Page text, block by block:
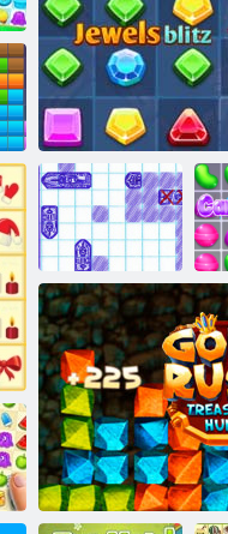
םיטישכת ץילב ללוצ םי